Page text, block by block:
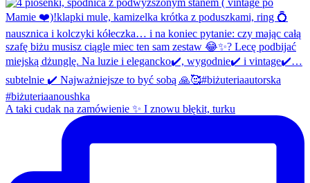
A taki cudak na zamówienie ✨ I znowu błękit, turku